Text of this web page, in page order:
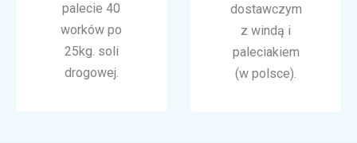
palecie 40
worków po
25kg. soli
drogowej.
dostawczym
z windą i
paleciakiem
(w polsce).